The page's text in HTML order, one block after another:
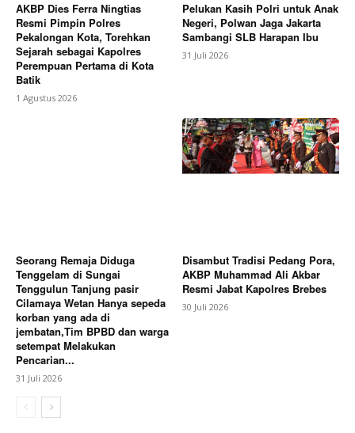
AKBP Dies Ferra Ningtias
Resmi Pimpin Polres
Pekalongan Kota, Torehkan
Sejarah sebagai Kapolres
Perempuan Pertama di Kota
Batik
1 Agustus 2026
Pelukan Kasih Polri untuk Anak
Negeri, Polwan Jaga Jakarta
Sambangi SLB Harapan Ibu
31 Juli 2026
Seorang Remaja Diduga
Tenggelam di Sungai
Tenggulun Tanjung pasir
Cilamaya Wetan Hanya sepeda
korban yang ada di
jembatan,Tim BPBD dan warga
setempat Melakukan
Pencarian...
31 Juli 2026
Disambut Tradisi Pedang Pora,
AKBP Muhammad Ali Akbar
Resmi Jabat Kapolres Brebes
30 Juli 2026